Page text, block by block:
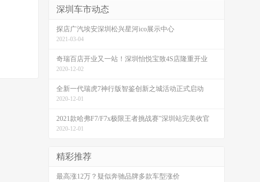
深圳车市动态
探店广汽埃安深圳松兴星河ico展示中心
2021-03-04
奇瑞百店开业又一站！深圳怡悦宝致4S店隆重开业
2020-12-02
全新一代瑞虎7神行版智鉴创新之城活动正式启动
2020-12-01
2021款哈弗F7/F7x极限王者挑战赛”深圳站完美收官
2020-12-01
精彩推荐
最高涨12万？疑似奔驰品牌多款车型涨价